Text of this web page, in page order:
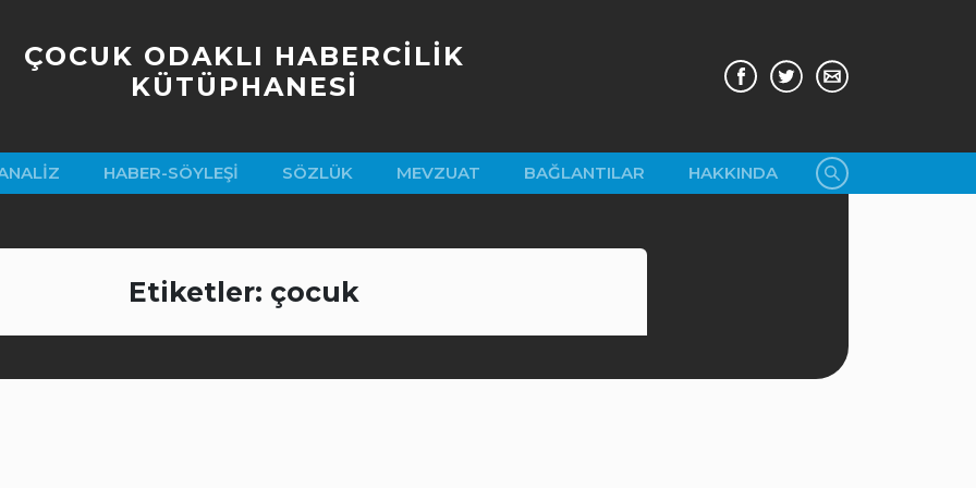
ÇOCUK ODAKLI HABERCİLİK
KÜTÜPHANESİ
HABER-SÖYLEŞI SÖZLÜK MEVZUAT BAĞLANTILAR HAKKINDA
Etiketler: çocuk